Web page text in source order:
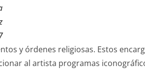
y órdenes religiosas. Estos
al artista programas